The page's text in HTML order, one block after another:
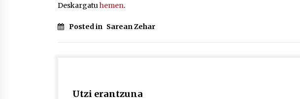
Deskargatuhemen.
Posted in Sarean Zehar
Utzi erantzuna